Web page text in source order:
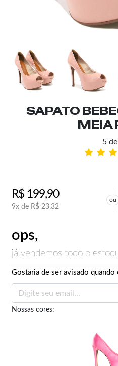
SAPATO
MEIA
5
R$199,90
9x de R$ 23,32
ou
ops,
já vendemos todo o
Gostaria de ser avisado quando
Nossas cores: